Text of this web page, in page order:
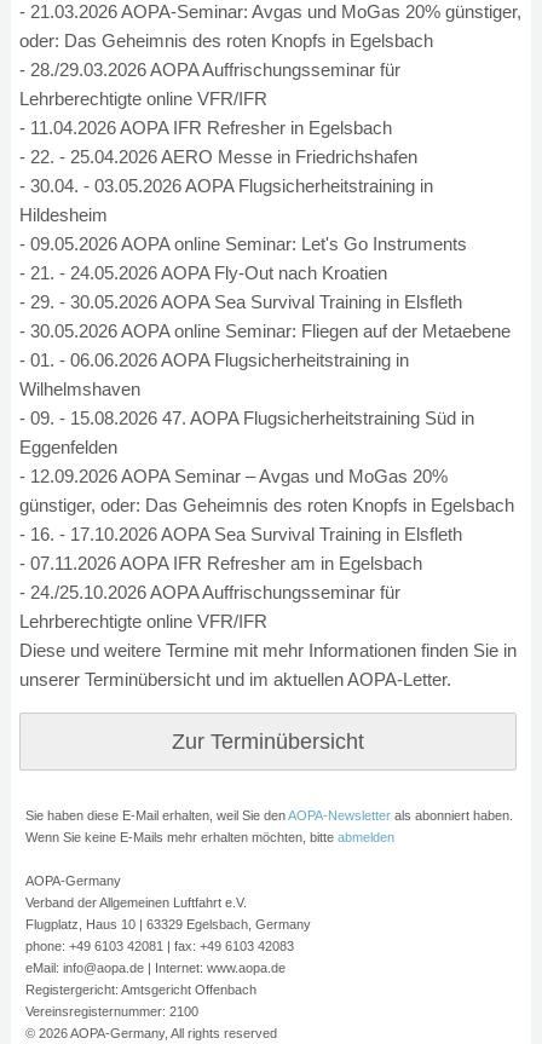
- 21.03.2026 AOPA-Seminar: Avgas und MoGas 20% günstiger,
oder: Das Geheimnis des roten Knopfs in Egelsbach
- 28./29.03.2026 AOPA Auffrischungsseminar für
Lehrberechtigte online VFR/IFR
- 11.04.2026 AOPA IFR Refresher in Egelsbach
- 22. - 25.04.2026 AERO Messe in Friedrichshafen
- 30.04. - 03.05.2026 AOPA Flugsicherheitstraining in
Hildesheim
- 09.05.2026 AOPA online Seminar: Let's Go Instruments
- 21. - 24.05.2026 AOPA Fly-Out nach Kroatien
- 29. - 30.05.2026 AOPA Sea Survival Training in Elsfleth
- 30.05.2026 AOPA online Seminar: Fliegen auf der Metaebene
- 01. - 06.06.2026 AOPA Flugsicherheitstraining in
Wilhelmshaven
- 09. - 15.08.2026 47. AOPA Flugsicherheitstraining Süd in
Eggenfelden
- 12.09.2026 AOPA Seminar – Avgas und MoGas 20%
günstiger, oder: Das Geheimnis des roten Knopfs in Egelsbach
- 16. - 17.10.2026 AOPA Sea Survival Training in Elsfleth
- 07.11.2026 AOPA IFR Refresher am in Egelsbach
- 24./25.10.2026 AOPA Auffrischungsseminar für
Lehrberechtigte online VFR/IFR
Diese und weitere Termine mit mehr Informationen finden Sie in
unserer Terminübersicht und im aktuellen AOPA-Letter.
Zur Terminübersicht
Sie haben diese E-Mail erhalten, weil Sie denAOPA-Newsletter als abonniert haben.
Wenn Sie keine E-Mails mehr erhalten möchten, bitte abmelden
AOPA-Germany
Verband der Allgemeinen Luftfahrt e.V.
Flugplatz, Haus 10 | 63329 Egelsbach, Germany
phone: +49 6103 42081 | fax: +49 6103 42083
eMail: info@aopa.de | Internet: www.aopa.de
Registergericht: Amtsgericht Offenbach
Vereinsregisternummer: 2100
© 2026 AOPA-Germany, All rights reserved